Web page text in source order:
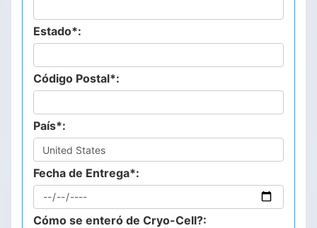
Estado*:
Código Postal*:
País*:
Fecha de Entrega*:
Cómo se enteró de Cryo-Cell?: